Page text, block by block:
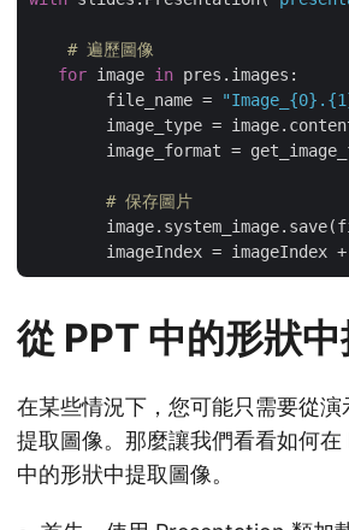
# 遍歷圖像
for image in pres.images:
        file_name =
image_type =
image_format =
# 保存圖片
        imageIndex = imageIndex +
從 PPT 中的形狀
在某些情況下，您可能只需要從演
提取圖像。那麼讓我們看看如何
中的形狀中提取圖像。